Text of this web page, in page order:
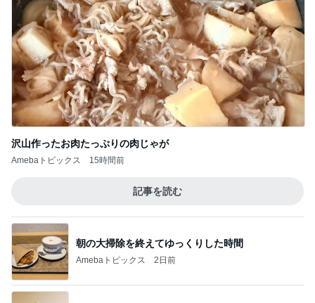
沢山作ったお肉たっぷりの肉じゃが
Amebaトピックス 15時間前
記事を読む
朝の大掃除を終えてゆっくりした時間
Amebaトピックス 2日前